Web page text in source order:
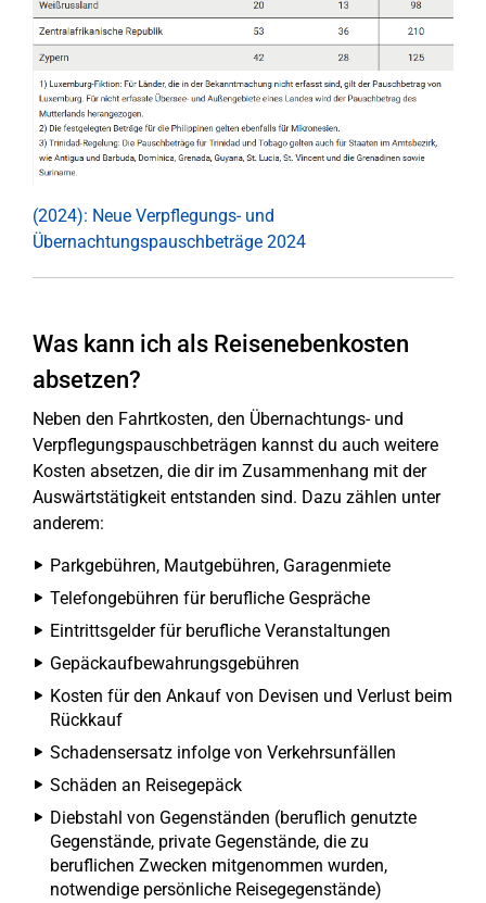
(2024): Neue Verpflegungs- und
Übernachtungspauschbeträge 2024
Was kann ich als Reisenebenkosten
absetzen?
Neben den Fahrtkosten, den Übernachtungs- und
Verpflegungspauschbeträgen kannst du auch weitere
Kosten absetzen, die dir im Zusammenhang mit der
Auswärtstätigkeit entstanden sind. Dazu zählen unter
anderem:
Parkgebühren, Mautgebühren, Garagenmiete
Telefongebühren für berufliche Gespräche
Eintrittsgelder für berufliche Veranstaltungen
Gepäckaufbewahrungsgebühren
Kosten für den Ankauf von Devisen und Verlust beim
Rückkauf
Schadensersatz infolge von Verkehrsunfällen
Schäden an Reisegepäck
Diebstahl von Gegenständen (beruflich genutzte
Gegenstände, private Gegenstände, die zu
beruflichen Zwecken mitgenommen wurden,
notwendige persönliche Reisegegenstände)